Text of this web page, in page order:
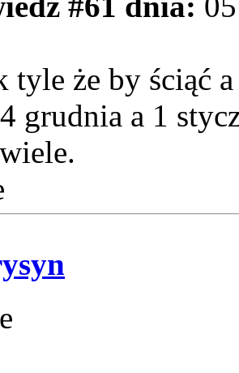
tyle że by ściąć
grudnia a 1